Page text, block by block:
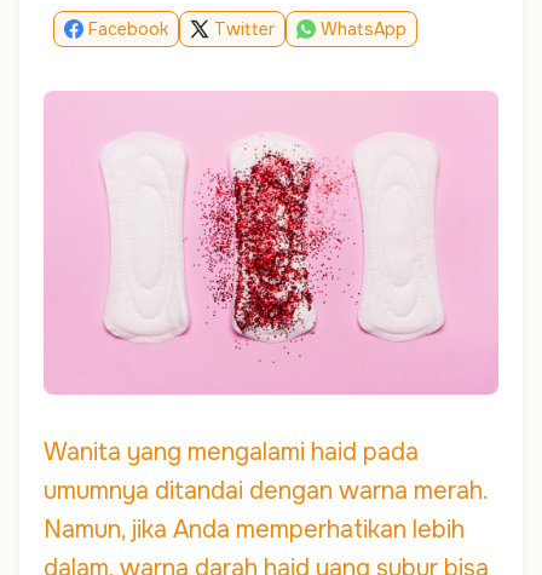
Facebook Twitter WhatsApp
Wanita yang mengalami haid pada
umumnya ditandai dengan warna merah.
Namun, jika Anda memperhatikan lebih
dalam, warna darah haid yang subur bisa